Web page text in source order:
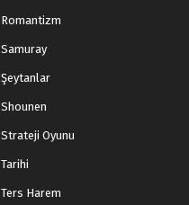
Romantizm
Samuray
Şeytanlar
Shounen
Strateji Oyunu
Tarihi
Ters Harem